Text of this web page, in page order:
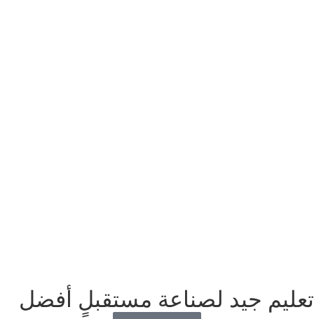
تعليم جيد لصناعة مستقبلٍ أفضل